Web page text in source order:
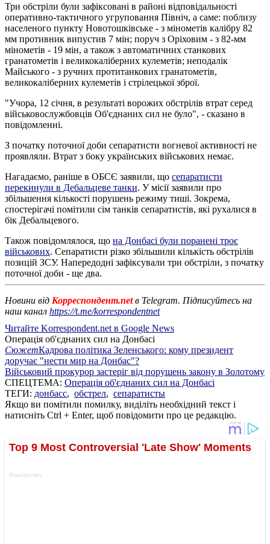
Три обстріли були зафіксовані в районі відповідальності
оперативно-тактичного угруповання Північ, а саме: поблизу
населеного пункту Новотошківське - з мінометів калібру 82
мм противник випустив 7 мін; поруч з Оріховим - з 82-мм
мінометів - 19 мін, а також з автоматичних станкових
гранатометів і великокаліберних кулеметів; неподалік
Майського - з ручних протитанкових гранатометів,
великокаліберних кулеметів і стрілецької зброї.
"Учора, 12 січня, в результаті ворожих обстрілів втрат серед
військовослужбовців Об'єднаних сил не було", - сказано в
повідомленні.
З початку поточної доби сепаратисти вогневої активності не
проявляли. Втрат з боку українських військових немає.
Нагадаємо, раніше в ОБСЄ заявили, що сепаратисти
перекинули в Дебальцеве танки. У місії заявили про
збільшення кількості порушень режиму тиші. Зокрема,
спостерігачі помітили сім танків сепаратистів, які рухалися в
бік Дебальцевого.
Також повідомлялося, що на Донбасі були поранені троє
військових. Сепаратисти різко збільшили кількість обстрілів
позицій ЗСУ. Напередодні зафіксували три обстріли, з початку
поточної доби - ще два.
Новини від Корреспондент.netв Telegram. Підписуйтесь на
наш канал https://t.me/korrespondentnet
Читайте Korrespondent.net в Google News
Операція об'єднаних сил на Донбасі
СюжетКадрова політика Зеленського: кому президент
доручає "нести мир на Донбас"?
Військовий прокурор застеріг від порушень закону в Золотому
СПЕЦТЕМА: Операція об'єднаних сил на Донбасі
ТЕГИ: донбасс, обстрел, сепаратисты
Якщо ви помітили помилку, виділіть необхідний текст і
натисніть Ctrl + Enter, щоб повідомити про це редакцію.